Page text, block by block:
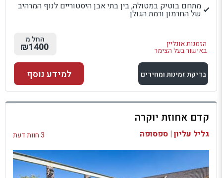
מתחם בוטיק במטולה, בין בתי אבן היסטוריים לנוף המרהיב
של החרמון ורמת הגולן.
הזמנות אונליין
באישור בעל הצימר
החל מ
₪1400
בדיקת זמינות ומחירים
למתחם זה
בדיקת זמינות ומחירים
למידע נוסף
קדם אחוזת יוקרה
גליל עליון | ספסופה 3 חוות דעת